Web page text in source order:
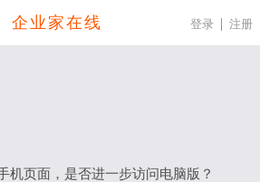
企业家在线 登录 注册
机页面，是否进一步访问电脑版？